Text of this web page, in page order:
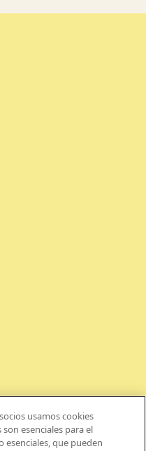
usamos cookies
esenciales para el
que pueden